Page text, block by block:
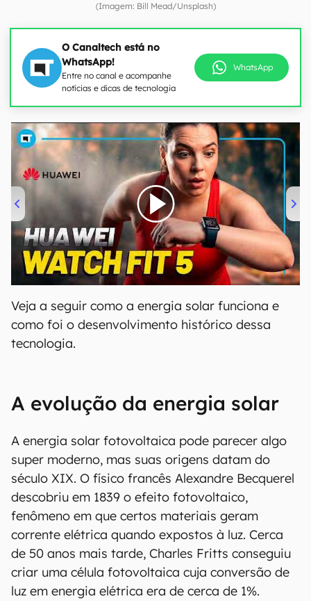
(Imagem: Bill Mead/Unsplash)
O Canaltech está no
WhatsApp!
Entre no canal e acompanhe
notícias e dicas de tecnologia
WhatsApp
00:00/04:51
Veja a seguir como a energia solar funciona e
como foi o desenvolvimento histórico dessa
tecnologia.
A evolução da energia solar
A energia solar fotovoltaica pode parecer algo
super moderno, mas suas origens datam do
século XIX. O físico francês Alexandre Becquerel
descobriu em 1839 o efeito fotovoltaico,
fenômeno em que certos materiais geram
corrente elétrica quando expostos à luz. Cerca
de 50 anos mais tarde, Charles Fritts conseguiu
criar uma célula fotovoltaica cuja conversão de
luz em energia elétrica era de cerca de 1%.